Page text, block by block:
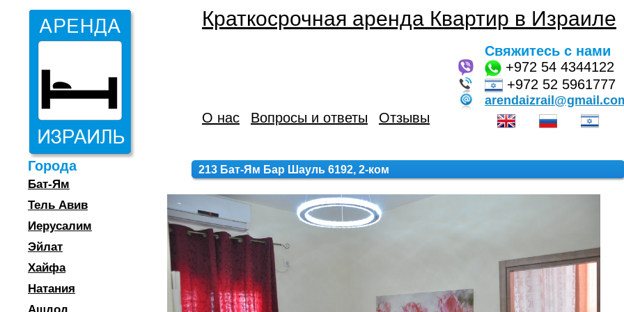
Краткосрочная аренда Квартир в Израиле
Свяжитесь с нами
+972 54 4344122
+972 52 5961777
О нас Вопросы и ответы Отзывы
Города
Бат-Ям
Тель Авив
Иерусалим
Эйлат
Хайфа
Натания
213 Бат-Ям Бар Шауль 6192, 2-ком